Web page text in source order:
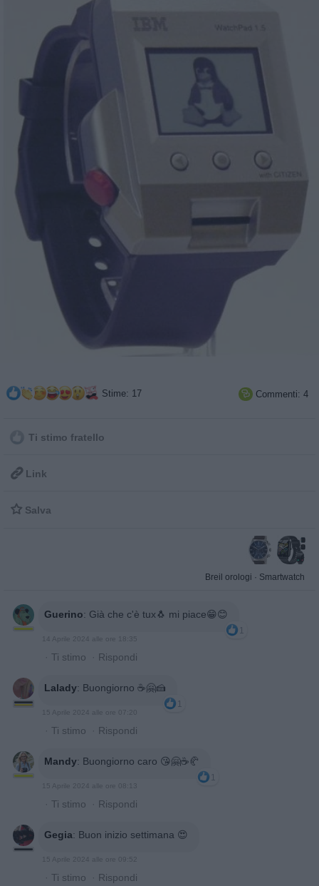
Stime: 17  Commenti: 4
Ti stimo fratello
 Link
 Salva
Breil orologi · Smartwatch
Guerino: Già che c'è tux🐧 mi piace😁😊
1
14 Aprile 2024 alle ore 18:35
· Ti stimo · Rispondi
Lalady: Buongiorno ☕️🤗🍰
1
15 Aprile 2024 alle ore 07:20
· Ti stimo · Rispondi
Mandy: Buongiorno caro 😘🤗☕️🥐
1
15 Aprile 2024 alle ore 08:13
· Ti stimo · Rispondi
Gegia: Buon inizio settimana 😍
15 Aprile 2024 alle ore 09:52
· Ti stimo · Rispondi